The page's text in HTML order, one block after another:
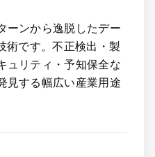
ーンから逸脱したデー
術です。不正検出・製
ュリティ・予知保全な
見する幅広い産業用途